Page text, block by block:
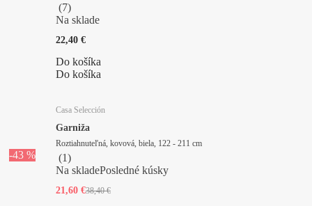
(7)
Na sklade
22,40 €
Do košíka
Do košíka
-43 %
Casa Selección
Garniža
Roztiahnuteľná, kovová, biela, 122 - 211 cm
(1)
Na skladePosledné kúsky
21,60 €38,40 €